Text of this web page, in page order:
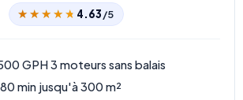
★★★★★
★★★★★ 4.63/5
GPH 3 moteurs sans balais
min jusqu'à 300 m²